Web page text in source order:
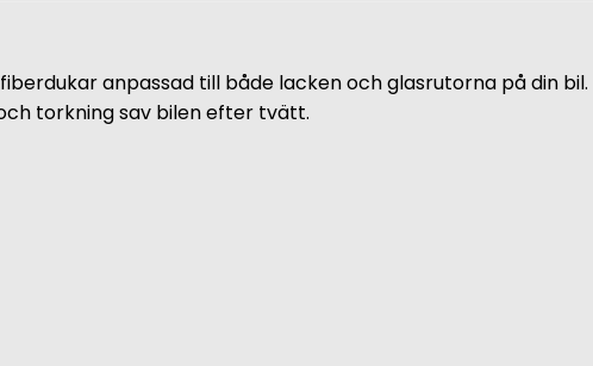
anpassad till både lacken och glasrutorna på din
torkning sav bilen efter tvätt.